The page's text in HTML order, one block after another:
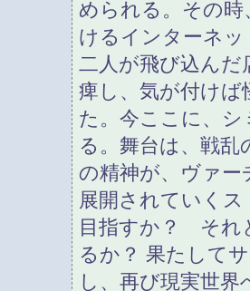
められる。その
けるインターネ
二人が飛び込んだ
痺し、気が付け
た。今ここに、
る。舞台は、戦
の精神が、ヴァ
展開されていく
目指すか？ それ
るか？ 果たして
し、再び現実世